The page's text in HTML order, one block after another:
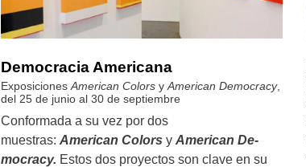
Democracia Americana
Exposiciones American Colors y American De­mocracy,
del 25 de junio al 30 de septiembre
Conformada a su vez por dos
muestras: American Colors y American De­
mocracy. Estos dos proyectos son clave en su